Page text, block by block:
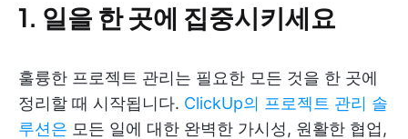
1. 일을 한 곳에 집중시키세요
훌륭한 프로젝트 관리는 필요한 모든 것을 한 곳에
정리할 때 시작됩니다. ClickUp의 프로젝트 관리 솔
루션은 모든 일에 대한 완벽한 가시성, 원활한 협업,